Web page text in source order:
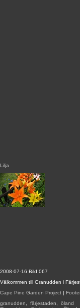
2008-07-16 Bild 067
Välkommen till Granudden i
Cape Pine Garden Project |
granudden
färjestaden
öland
Lilja